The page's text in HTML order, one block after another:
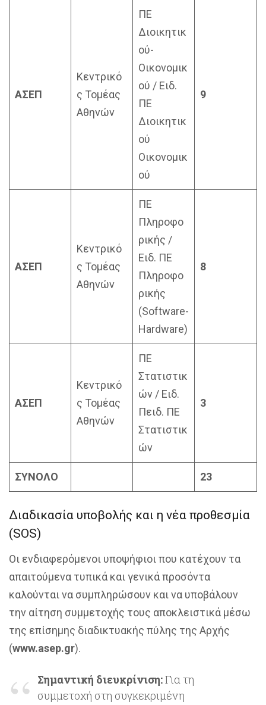
ΑΣΕΠ
Κεντρικό
ς Τομέας
Αθηνών
ΠΕ
Διοικητικ
ού-
Οικονομικ
ού / Ειδ.
ΠΕ
Διοικητικ
ού
Οικονομικ
ού
9
ΑΣΕΠ
Κεντρικό
ς Τομέας
Αθηνών
ΠΕ
Πληροφο
ρικής /
Ειδ. ΠΕ
Πληροφο
ρικής
(Software-
Hardware)
8
ΑΣΕΠ
Κεντρικό
ς Τομέας
Αθηνών
ΠΕ
Στατιστικ
ών / Ειδ.
Πειδ. ΠΕ
Στατιστικ
ών
3
ΣΥΝΟΛΟ 23
Διαδικασία υποβολής και η νέα προθεσμία
(SOS)
Οι ενδιαφερόμενοι υποψήφιοι που κατέχουν τα
απαιτούμενα τυπικά και γενικά προσόντα
καλούνται να συμπληρώσουν και να υποβάλουν
την αίτηση συμμετοχής τους αποκλειστικά μέσω
της επίσημης διαδικτυακής πύλης της Αρχής
(www.asep.gr).
Σημαντική διευκρίνιση:Για τη
συμμετοχή στη συγκεκριμένη